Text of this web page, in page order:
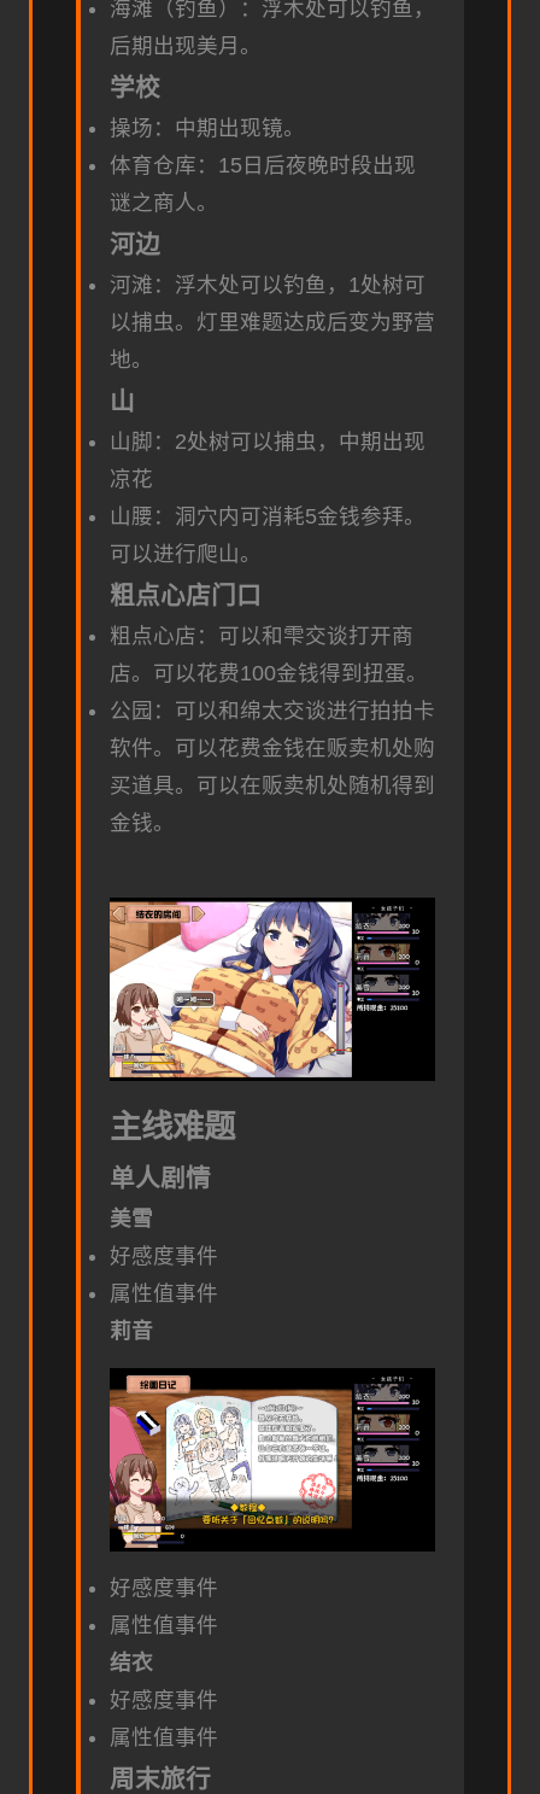
海滩（钓鱼）：浮木处可以钓鱼，
后期出现美月。
学校
操场：中期出现镜。
体育仓库：15日后夜晚时段出现
谜之商人。
河边
河滩：浮木处可以钓鱼，1处树可
以捕虫。灯里难题达成后变为野营
地。
山
山脚：2处树可以捕虫，中期出现
凉花
山腰：洞穴内可消耗5金钱参拜。
可以进行爬山。
粗点心店门口
粗点心店：可以和雫交谈打开商
店。可以花费100金钱得到扭蛋。
公园：可以和绵太交谈进行拍拍卡
软件。可以花费金钱在贩卖机处购
买道具。可以在贩卖机处随机得到
金钱。
主线难题
单人剧情
美雪
好感度事件
属性值事件
莉音
好感度事件
属性值事件
结衣
好感度事件
属性值事件
周末旅行